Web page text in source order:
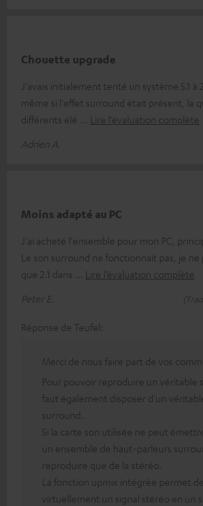
Chouette upgrade
J'avais initialement tenté un système 5.1
même si l'effet surround était présent, la
différents élé
Lire l’évaluation complète
Adrien A.
Moins adapté au PC
J'ai acheté l'ensemble pour mon PC,
Le son surround ne fonctionnait pas, je
que 2.1 dans
Lire l’évaluation complète
Peter E.
Réponse de Teufel:
Merci de nous faire part de vos
Pour pouvoir reproduire un véritable
faut également disposer d'un
surround.
Si la carte son utilisée ne peut
un ensemble de haut-parleurs
reproduire que de la stéréo.
La fonction upmix intégrée permet
virtuellement un signal stéréo en un